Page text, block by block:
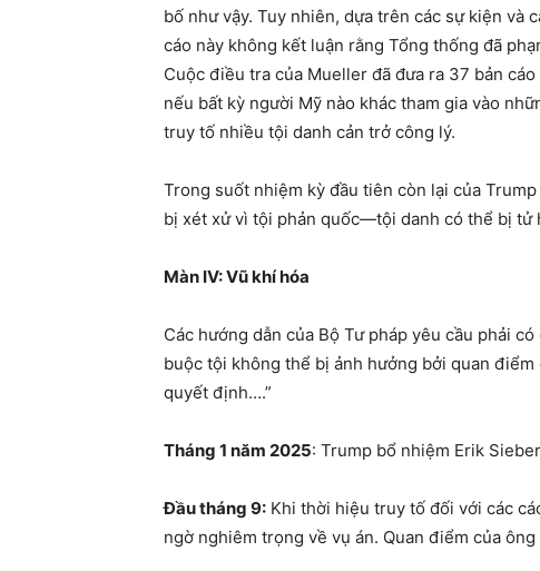
bố như vậy. Tuy nhiên, dựa trên các sự kiện
cáo này không kết luận rằng Tổng thống đã
Cuộc điều tra của Mueller đã đưa ra 37 bản
nếu bất kỳ người Mỹ nào khác tham gia vào
truy tố nhiều tội danh cản trở công lý.
Trong suốt nhiệm kỳ đầu tiên còn lại của Trump
bị xét xử vì tội phản quốc—tội danh có thể bị tử
Màn IV: Vũ khí hóa
Các hướng dẫn của Bộ Tư pháp yêu cầu phải
buộc tội không thể bị ảnh hưởng bởi quan
quyết định….”
Tháng 1 năm 2025: Trump bổ nhiệm Erik
Đầu tháng 9: Khi thời hiệu truy tố đối với các
ngờ nghiêm trọng về vụ án. Quan điểm của